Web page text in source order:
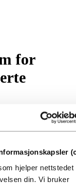
hjelper nettstedet
din. Vi bruker
for
med våre